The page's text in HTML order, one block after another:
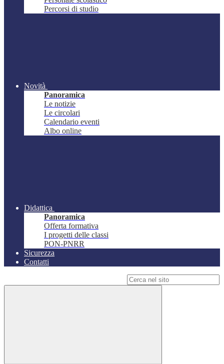
Percorsi di studio
Novità
Panoramica
Le notizie
Le circolari
Calendario eventi
Albo online
Didattica
Panoramica
Offerta formativa
I progetti delle classi
PON-PNRR
Sicurezza
Contatti